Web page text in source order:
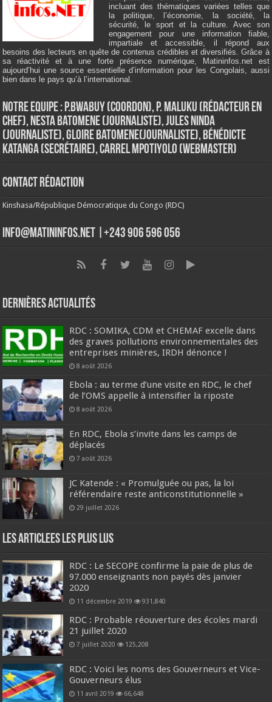
incluant des thématiques variées telles que
la politique, l’économie, la société, la
sécurité, le sport et la culture. Avec son
engagement pour une information fiable,
impartiale et accessible, il répond aux
besoins des lecteurs en quête de contenus crédibles et diversifiés. Grâce à
sa réactivité et à une forte présence numérique, Matininfos.net est
aujourd’hui une source essentielle d’information pour les Congolais, aussi
bien dans le pays qu’à l’international.
Notre Equipe : P.Bwabuy (Coordon), P. Maluku (Rédacteur en
Chef), Nesta Batomene (Journaliste), Jules Ninda
(Journaliste), Gloire Batomene(Journaliste), Bénédicte
Katanga (Secrétaire), Carrel Mpotiyolo (Webmaster)
Contact Rédaction
Kinshasa/République Démocratique du Congo (RDC)
info@matininfos.net |+243 906 596 056
Dernières Actualités
RDC : SOMIKA, CDM et CHEMAF excelle dans
des graves pollutions environnementales des
entreprises minières, IRDH dénonce !
8 août 2026
Ebola : au terme d’une visite en RDC, le chef
de l’OMS appelle à intensifier la riposte
8 août 2026
En RDC, Ebola s’invite dans les camps de
déplacés
7 août 2026
JC Katende : « Promulguée ou pas, la loi
référendaire reste anticonstitutionnelle »
29 juillet 2026
Les Articlees les plus Lus
RDC : Le SECOPE confirme la paie de plus de
97.000 enseignants non payés dès janvier
2020
11 décembre 2019 931,840
RDC : Probable réouverture des écoles mardi
21 juillet 2020
7 juillet 2020 125,208
RDC : Voici les noms des Gouverneurs et Vice-
Gouverneurs élus
11 avril 2019 66,648